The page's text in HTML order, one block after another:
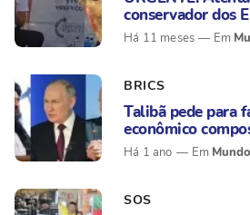
conservador dos
Há 11 meses
BRICS
Talibã pede para
econômico
Há 1 ano Mundo
SOS